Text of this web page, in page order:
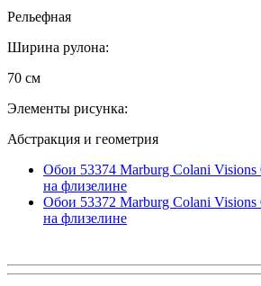
Рельефная
Ширина рулона:
70 см
Элементы рисунка:
Абстракция и геометрия
Обои 53374 Marburg Colani
на флизелине
Обои 53372 Marburg Colani
на флизелине